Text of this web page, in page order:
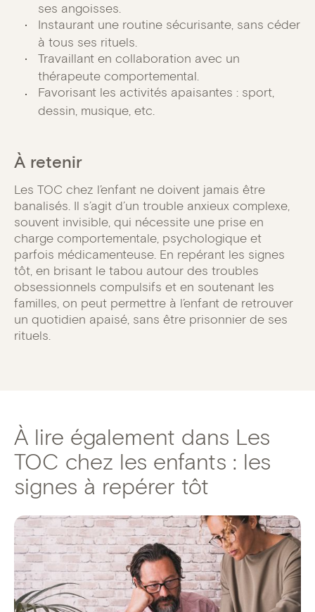
ses angoisses.
Instaurant une routine sécurisante, sans céder
à tous ses rituels.
Travaillant en collaboration avec un
thérapeute comportemental.
Favorisant les activités apaisantes : sport,
dessin, musique, etc.
À retenir
Les TOC chez l’enfant ne doivent jamais être
banalisés. Il s’agit d’un trouble anxieux complexe,
souvent invisible, qui nécessite une prise en
charge comportementale, psychologique et
parfois médicamenteuse. En repérant les signes
tôt, en brisant le tabou autour des troubles
obsessionnels compulsifs et en soutenant les
familles, on peut permettre à l’enfant de retrouver
un quotidien apaisé, sans être prisonnier de ses
rituels.
À lire également dans Les
TOC chez les enfants : les
signes à repérer tôt